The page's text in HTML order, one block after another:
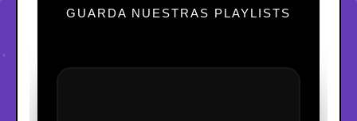
GUARDA NUESTRAS PLAYLISTS